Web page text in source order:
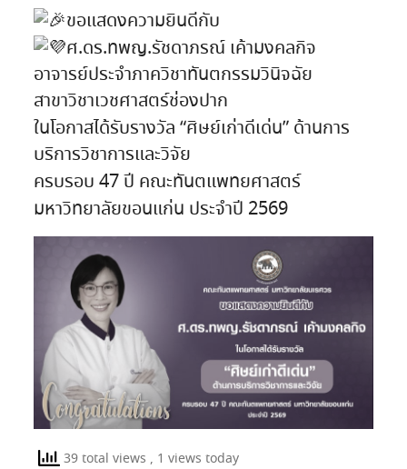
ขอแสดงความยินดีกับ
ศ.ดร.ทพญ.รัชดาภรณ์ เค้ามงคลกิจ
อาจารย์ประจำภาควิชาทันตกรรมวินิจฉัย
สาขาวิชาเวชศาสตร์ช่องปาก
ในโอกาสได้รับรางวัล “ศิษย์เก่าดีเด่น” ด้านการ
บริการวิชาการและวิจัย
ครบรอบ 47 ปี คณะทันตแพทยศาสตร์
มหาวิทยาลัยขอนแก่น ประจำปี 2569
39 total views , 1 views today